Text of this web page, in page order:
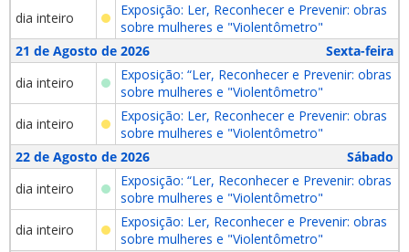
dia inteiro
Exposição: Ler, Reconhecer e Prevenir: obras
sobre mulheres e "Violentômetro"
21 de Agosto de 2026
Sexta-feira
dia inteiro
Exposição: “Ler, Reconhecer e Prevenir: obras
sobre mulheres e "Violentômetro"
dia inteiro
Exposição: Ler, Reconhecer e Prevenir: obras
sobre mulheres e "Violentômetro"
22 de Agosto de 2026
Sábado
dia inteiro
Exposição: “Ler, Reconhecer e Prevenir: obras
sobre mulheres e "Violentômetro"
dia inteiro
Exposição: Ler, Reconhecer e Prevenir: obras
sobre mulheres e "Violentômetro"